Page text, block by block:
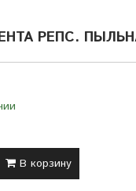
РЕПС.
В корзину